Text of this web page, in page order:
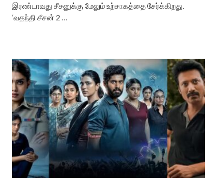
இரண்டாவது சீசனுக்கு மேலும் உற்சாகத்தை சேர்க்கிறது.
‘வதந்தி சீசன் 2 …